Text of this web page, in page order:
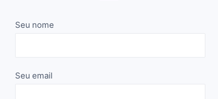
Seu nome
Seu email